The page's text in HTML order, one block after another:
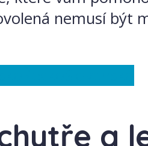
nemusí být
a